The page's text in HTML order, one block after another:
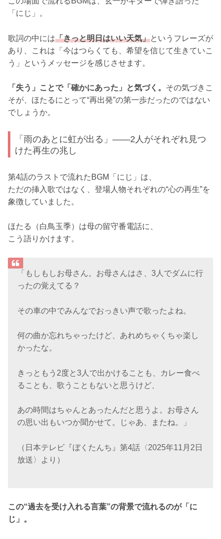
「にじ」。
歌詞の中には「きっと明日はいい天気」というフレーズが
あり、これは「今はつらくても、希望を信じて生きていこ
う」というメッセージを感じさせます。
「失う」ことで「確かにあった」と気づく。 その気づきこ
そが、ほたるにとって“再出発”の第一歩だったのではない
でしょうか。
「雨のあとに虹が出る」——2人がそれぞれ見つ
けた再生の兆し
第4話のラストで流れたBGM「にじ」は、
ただの挿入歌ではなく、登場人物それぞれの“心の再生”を
象徴していました。
ほたる（白鳥玉季）は母の留守番電話に、
こう語りかけます。
「もしもしお母さん。お母さんはさ、3人でダムに行
ったの覚えてる？
その車の中でみんなでおっきい声で歌ったよね。
何の曲か忘れちゃったけど、あれめちゃくちゃ楽し
かったな。
きっともう2度と3人で出かけることも、カレー食べ
ることも、歌うこともないと思うけど、
あの時間はちゃんとあったんだと思うよ。お母さん
の思い出もいつか聞かせて。じゃあ、またね。」
（日本テレビ『ぼくたんち』第4話〈2025年11月2日
放送〉より）
この“過去を受け入れる言葉”の背景で流れるのが「に
じ」。